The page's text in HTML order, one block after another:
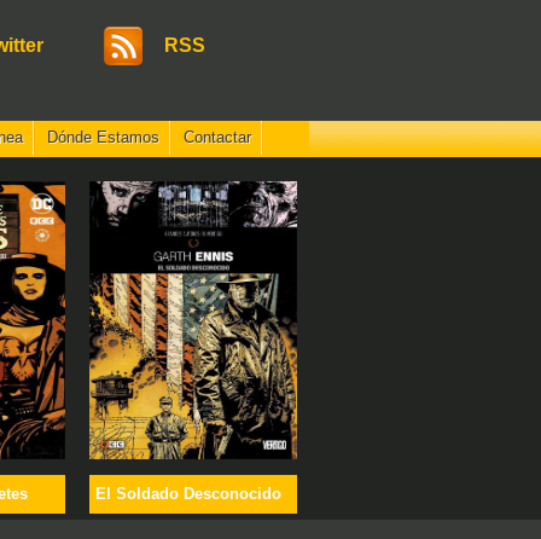
RSS
Dónde Estamos Contactar
El Soldado Desconocido